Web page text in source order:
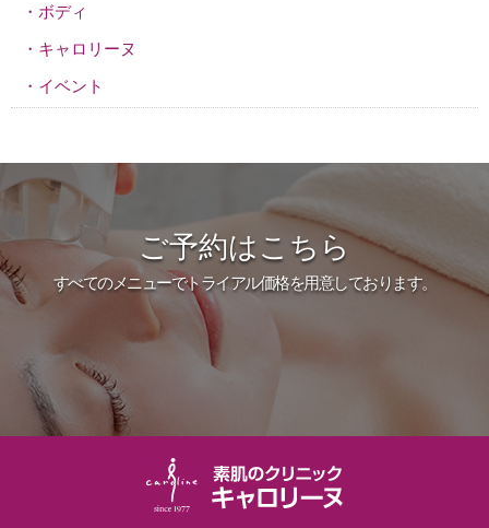
ボディ
キャロリーヌ
イベント
ご予約はこちら
すべてのメニューでトライアル価格を用意しております。